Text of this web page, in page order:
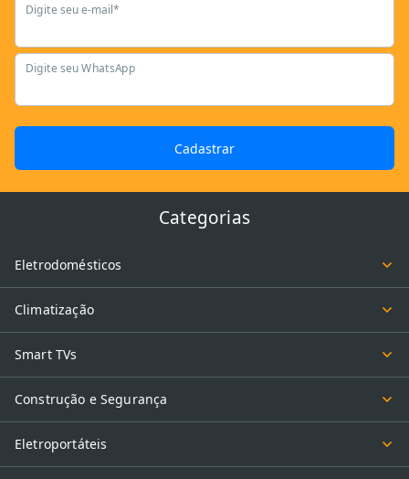
Digite seu e-mail*
Digite seu WhatsApp
Cadastrar
Categorias
Eletrodomésticos
Climatização
Smart TVs
Construção e Segurança
Eletroportáteis